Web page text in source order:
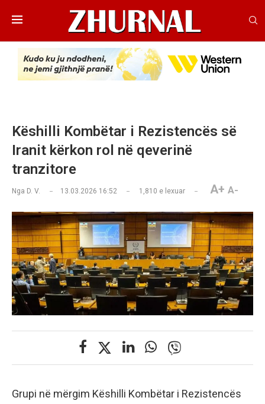
Këshilli Kombëtar i Rezistencës së
Iranit kërkon rol në qeverinë
tranzitore
Nga D. V. 13.03.2026 16:52 1,810 e lexuar A+ A-
Grupi në mërgim Këshilli Kombëtar i Rezistencës